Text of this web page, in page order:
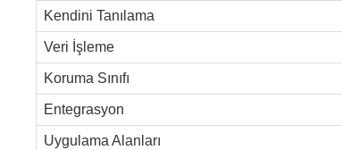
Kendini Tanılama
Veri İşleme
Koruma Sınıfı
Entegrasyon
Uygulama Alanları